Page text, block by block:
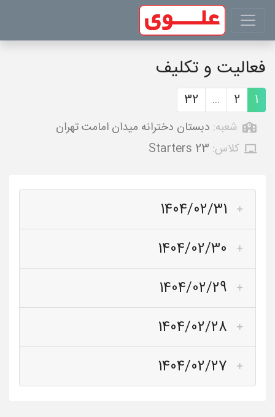
فعالیت و تکلیف
1
2
...
32
شعبه: دبستان دخترانه میدان امامت تهران
کلاس: Starters 23
1404/02/31
1404/02/30
1404/02/29
1404/02/28
1404/02/27